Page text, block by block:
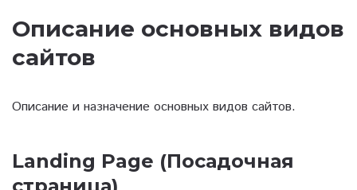
Описание основных видов
сайтов
Описание и назначение основных видов сайтов.
Landing Page (Посадочная